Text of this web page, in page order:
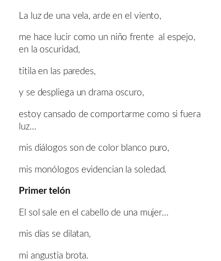
La luz de una vela, arde en el viento,
me hace lucir como un niño frente al espejo,
en la oscuridad,
titila en las paredes,
y se despliega un drama oscuro,
estoy cansado de comportarme como si fuera
luz…
mis diálogos son de color blanco puro,
mis monólogos evidencian la soledad.
Primer telón
El sol sale en el cabello de una mujer…
mis días se dilatan,
mi angustia brota.